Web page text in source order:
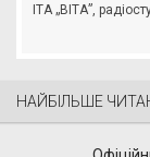
ІТА „ВІТА”,
НАЙБІЛЬШЕ